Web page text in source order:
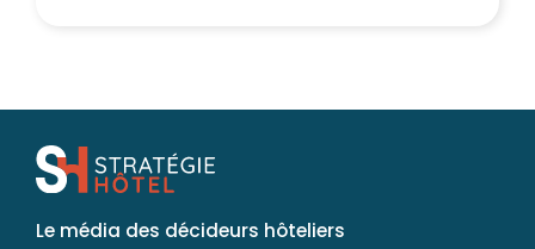
Le média des décideurs hôteliers